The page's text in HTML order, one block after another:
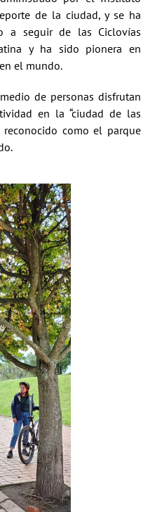
de la ciudad, y se ha
a seguir de las Ciclovías
y ha sido pionera en
el mundo.
de personas disfrutan
en la “ciudad de las
reconocido como el parque